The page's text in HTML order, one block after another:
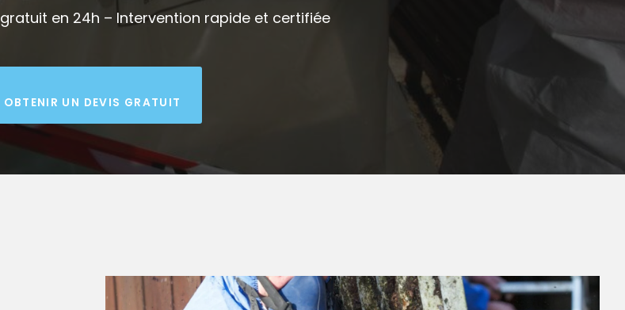
en 24h – Intervention rapide et certifiée
OBTENIR UN DEVIS GRATUIT